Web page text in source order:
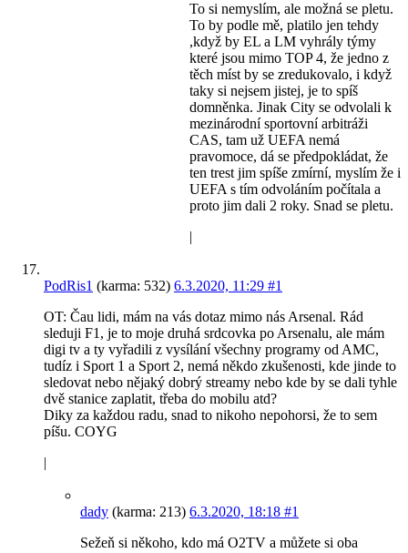
To si nemyslím, ale možná se pletu.
To by podle mě, platilo jen tehdy
,když by EL a LM vyhrály týmy
které jsou mimo TOP 4, že jedno z
těch míst by se zredukovalo, i když
taky si nejsem jistej, je to spíš
domněnka. Jinak City se odvolali k
mezinárodní sportovní arbitráži
CAS, tam už UEFA nemá
pravomoce, dá se předpokládat, že
ten trest jim spíše zmírní, myslím že i
UEFA s tím odvoláním počítala a
proto jim dali 2 roky. Snad se pletu.
|
PodRis1 (karma: 532) 6.3.2020, 11:29 #1
OT: Čau lidi, mám na vás dotaz mimo nás Arsenal. Rád
sleduji F1, je to moje druhá srdcovka po Arsenalu, ale mám
digi tv a ty vyřadili z vysílání všechny programy od AMC,
tudíz i Sport 1 a Sport 2, nemá někdo zkušenosti, kde jinde to
sledovat nebo nějaký dobrý streamy nebo kde by se dali tyhle
dvě stanice zaplatit, třeba do mobilu atd?
Diky za každou radu, snad to nikoho nepohorsi, že to sem
píšu. COYG
|
dady (karma: 213) 6.3.2020, 18:18 #1
Sežeň si někoho, kdo má O2TV a můžete si oba